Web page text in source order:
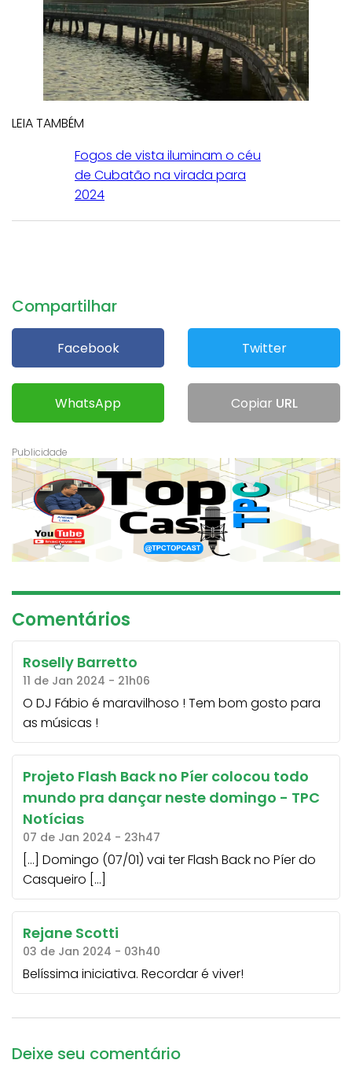
LEIA TAMBÉM
Fogos de vista iluminam o céu
de Cubatão na virada para
2024
Compartilhar
Facebook Twitter
WhatsApp Copiar URL
Comentários
Roselly Barretto
11 de Jan 2024 - 21h06
O DJ Fábio é maravilhoso ! Tem bom gosto para
as músicas !
Projeto Flash Back no Píer colocou todo
mundo pra dançar neste domingo - TPC
Notícias
07 de Jan 2024 - 23h47
[…] Domingo (07/01) vai ter Flash Back no Píer do
Casqueiro […]
Rejane Scotti
03 de Jan 2024 - 03h40
Belíssima iniciativa. Recordar é viver!
Deixe seu comentário